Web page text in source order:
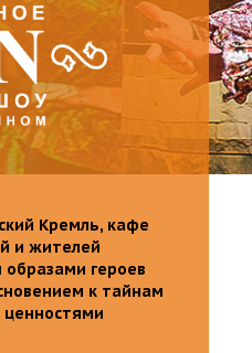
Кремль, кафе
и жителей
героев
к тайнам
ценностями